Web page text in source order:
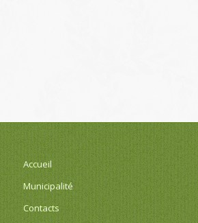
Accueil
Municipalité
Contacts